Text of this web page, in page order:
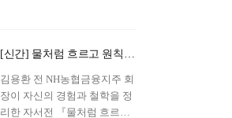
은퇴 설계를 가이드해 온 김경
록 옵투스자산운용의 고문이
신간 『은퇴연옥』을 내놓았
다.단테는 지옥을 '모든 희망을
[신간] 물처럼 흐르고 원칙으로 서다…김용환의 통찰을 담다
김용환 전 NH농협금융지주 회
장이 자신의 경험과 철학을 정
리한 자서전 『물처럼 흐르고